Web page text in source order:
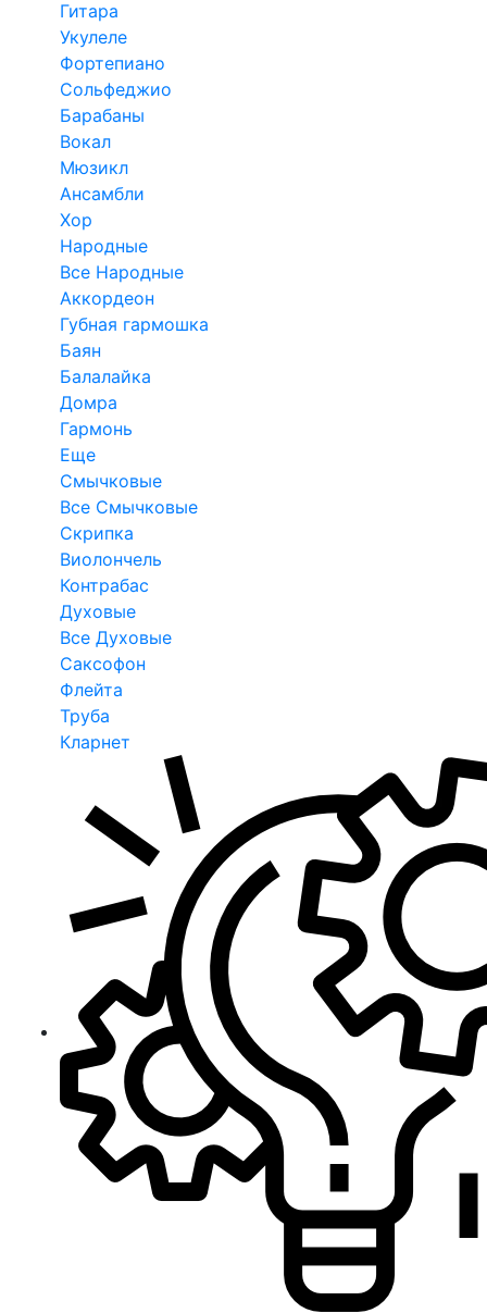
Гитара
Укулеле
Фортепиано
Сольфеджио
Барабаны
Вокал
Мюзикл
Ансамбли
Хор
Народные
Все Народные
Аккордеон
Губная гармошка
Баян
Балалайка
Домра
Гармонь
Еще
Смычковые
Все Смычковые
Скрипка
Виолончель
Контрабас
Духовые
Все Духовые
Саксофон
Флейта
Труба
Кларнет